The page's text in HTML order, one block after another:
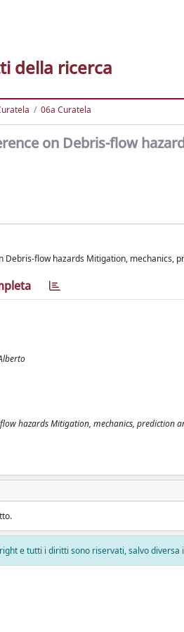
della ricerca
06a Curatela
on Debris-flow
Debris-flow hazards Mitigation, mechanics,
hazards Mitigation, mechanics, prediction
e tutti i diritti sono riservati, salvo diversa